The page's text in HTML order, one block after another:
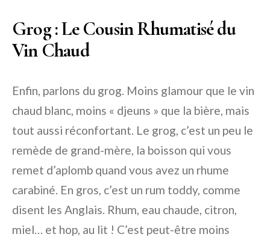
Grog : Le Cousin Rhumatisé du
Vin Chaud
Enfin, parlons du grog. Moins glamour que le vin
chaud blanc, moins « djeuns » que la bière, mais
tout aussi réconfortant. Le grog, c’est un peu le
remède de grand-mère, la boisson qui vous
remet d’aplomb quand vous avez un rhume
carabiné. En gros, c’est un rum toddy, comme
disent les Anglais. Rhum, eau chaude, citron,
miel… et hop, au lit ! C’est peut-être moins